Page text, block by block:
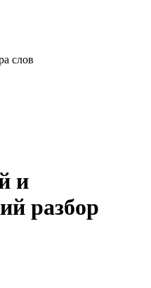
слов
и
разбор